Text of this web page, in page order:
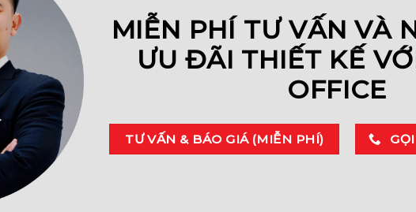
MIỄN PHÍ TƯ VẤN VÀ
ƯU ĐÃI THIẾT KẾ
OFFICE
TƯ VẤN & BÁO GIÁ (MIỄN PHÍ)